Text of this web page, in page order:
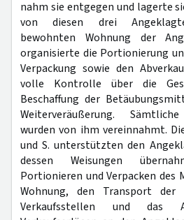
nahm sie entgegen und lagerte
von diesen drei
bewohnten Wohnung der
organisierte die Portionierung
Verpackung sowie den
volle Kontrolle über die
Beschaffung der
Weiterveräußerung.
wurden von ihm vereinnahmt.
und S. unterstützten den
dessen Weisungen
Portionieren und Verpacken des
Wohnung, den Transport der
Verkaufsstellen und das